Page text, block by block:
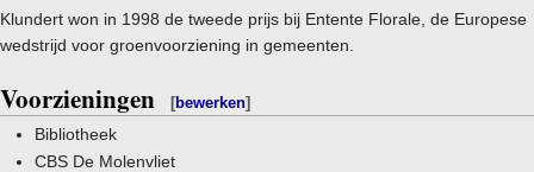
Klundert won in 1998 de tweede prijs bij Entente Florale, de Europese
wedstrijd voor groenvoorziening in gemeenten.
Voorzieningen [bewerken]
Bibliotheek
CBS De Molenvliet